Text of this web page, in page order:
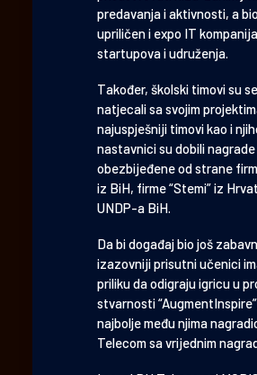
predavanja i aktivnosti, a
upriličen i expo IT
startupova i udruženja.
Također, školski timovi su se
natjecali sa svojim
najuspješniji timovi kao i
nastavnici su dobili nagrade
obezbijeđene od strane
iz BiH, firme “Stemi” iz
UNDP-a BiH.
Da bi događaj bio još
izazovniji prisutni učenici
priliku da odigraju igricu u
stvarnosti
najbolje među njima
Telecom sa vrijednim